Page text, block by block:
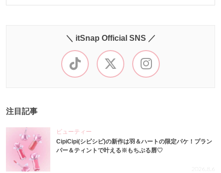
＼ itSnap Official SNS ／
注目記事
ビューティー
CipiCipi(シピシピ)の新作は羽＆ハートの限定パケ！プラン
パー＆ティントで叶える※もちぷる唇♡
2026.8.6